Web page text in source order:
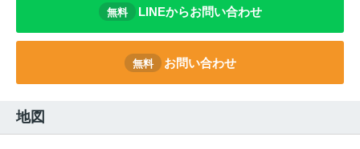
無料 LINEからお問い合わせ
無料 お問い合わせ
地図